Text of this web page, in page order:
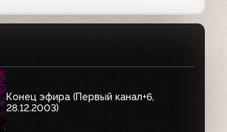
Конец эфира (Первый канал+6,
28.12.2003)